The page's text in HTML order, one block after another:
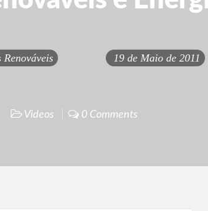
Renováveis 19 de Maio de 2011
Videos 0 Comments